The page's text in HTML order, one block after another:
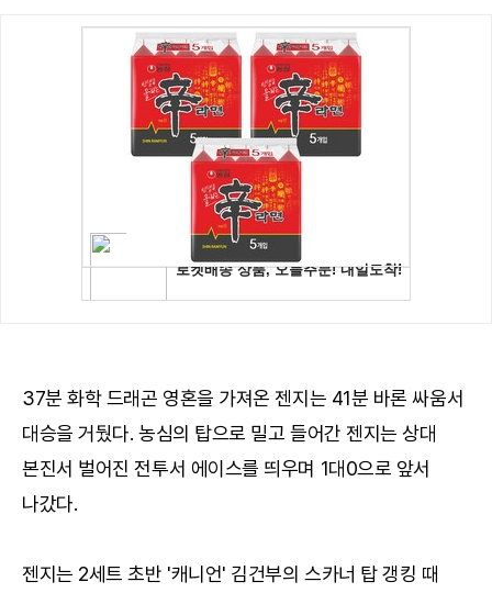
37분 화학 드래곤 영혼을 가져온 젠지는 41분 바론 싸움서
대승을 거뒀다. 농심의 탑으로 밀고 들어간 젠지는 상대
본진서 벌어진 전투서 에이스를 띄우며 1대0으로 앞서
나갔다.
젠지는 2세트 초반 '캐니언' 김건부의 스카너 탑 갱킹 때